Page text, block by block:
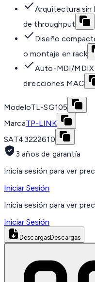
Arquitectura sin
de throughput
Diseño
o montaje en rack
Auto-MDI/MDIX
direcciones MAC
ModeloTL-SG105
MarcaTP-LINK
SAT43222610
3 años de garantía
Inicia sesión para ver
Iniciar Sesión
Inicia sesión para ver
Iniciar Sesión
DescargasDescargas